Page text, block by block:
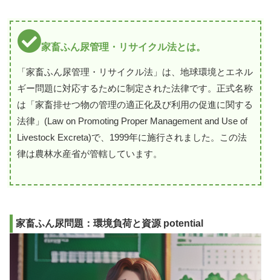
家畜ふん尿管理・リサイクル法とは。
「家畜ふん尿管理・リサイクル法」は、地球環境とエネル
ギー問題に対応するために制定された法律です。正式名称
は「家畜排せつ物の管理の適正化及び利用の促進に関する
法律」(Law on Promoting Proper Management and Use of
Livestock Excreta)で、1999年に施行されました。この法
律は農林水産省が管轄しています。
家畜ふん尿問題：環境負荷と資源 potential